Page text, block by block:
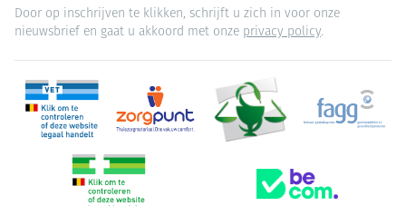
Door op inschrijven te klikken, schrijft u zich in voor onze
nieuwsbrief en gaat u akkoord met onze privacy policy.